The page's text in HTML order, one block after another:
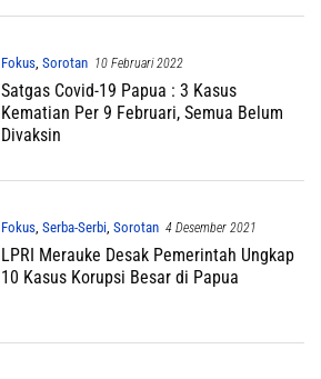
Fokus, Sorotan 10 Februari 2022
Satgas Covid-19 Papua : 3 Kasus
Kematian Per 9 Februari, Semua Belum
Divaksin
Fokus, Serba-Serbi, Sorotan 4 Desember 2021
LPRI Merauke Desak Pemerintah Ungkap
10 Kasus Korupsi Besar di Papua